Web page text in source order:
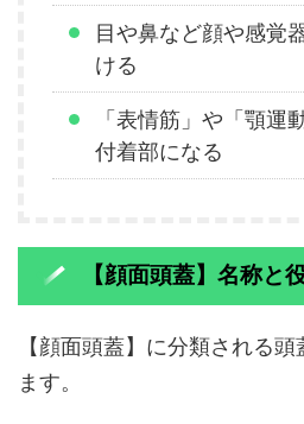
目や鼻など顔や感覚
ける
「表情筋」や「顎運
付着部になる
【顔面頭蓋】名称と
【顔面頭蓋】に分類される
ます。